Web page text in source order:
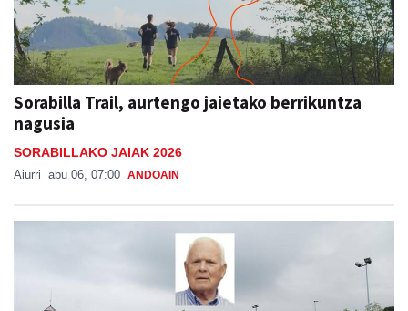
Sorabilla Trail, aurtengo jaietako berrikuntza
nagusia
SORABILLAKO JAIAK 2026
Aiurri abu 06, 07:00 ANDOAIN